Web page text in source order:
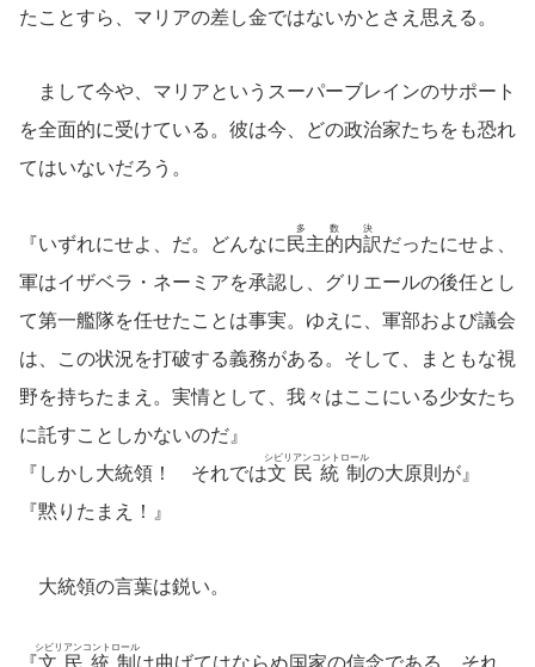
たことすら、マリアの差し金ではないかとさえ思える。
まして今や、マリアというスーパーブレインのサポート
を全面的に受けている。彼は今、どの政治家たちをも恐れ
てはいないだろう。
『いずれにせよ、だ。どんなに 民主的内訳
多数決
だったにせよ、
軍はイザベラ・ネーミアを承認し、グリエールの後任とし
て第一艦隊を任せたことは事実。ゆえに、軍部および議会
は、この状況を打破する義務がある。そして、まともな視
野を持ちたまえ。実情として、我々はここにいる少女たち
に託すことしかないのだ』
『しかし大統領！ それでは文民統制
シビリアンコントロール
の大原則が』
『黙りたまえ！』
大統領の言葉は鋭い。
『文民統制
シビリアンコントロール
は曲げてはならぬ国家の信念である。それ